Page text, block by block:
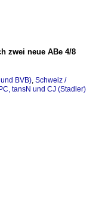
zwei neue ABe 4/8
BVB) Schweiz /
tansN und CJ (Stadler)